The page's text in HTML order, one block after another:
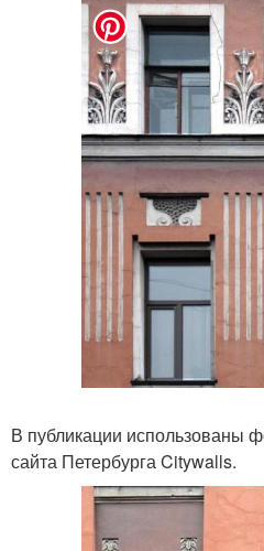
В публикации использованы
сайта Петербурга Citywalls.